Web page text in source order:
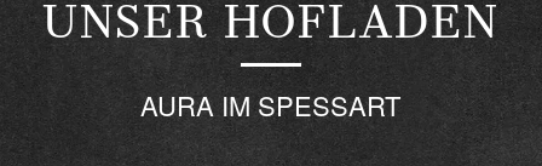
UNSER HOFLADEN
AURA IM SPESSART